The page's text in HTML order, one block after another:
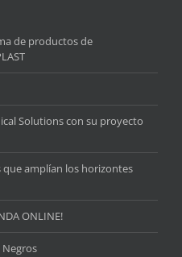
de productos de
Solutions con su proyecto
amplían los horizontes
ONLINE!